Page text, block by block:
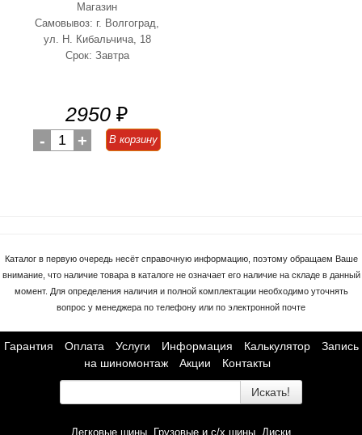
Магазин
Самовывоз: г. Волгоград,
ул. Н. Кибальчича, 18
Срок: Завтра
2950 ₽
- 1 + В корзину
Каталог в первую очередь несёт справочную информацию, поэтому обращаем Ваше
внимание, что наличие товара в каталоге не означает его наличие на складе в данный
момент. Для определения наличия и полной комплектации необходимо уточнять
вопрос у менеджера по телефону или по электронной почте
Гарантия Оплата Услуги Информация Калькулятор
Запись
на шиномонтаж
Акции Контакты
Искать!
Легковые шины Грузовые и с/х шины Диски